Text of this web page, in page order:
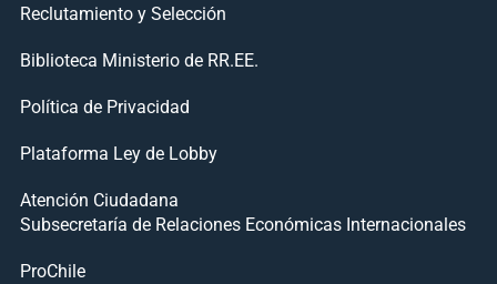
Reclutamiento y Selección
Biblioteca Ministerio de RR.EE.
Política de Privacidad
Plataforma Ley de Lobby
Atención Ciudadana
Subsecretaría de Relaciones Económicas Internacionales
ProChile